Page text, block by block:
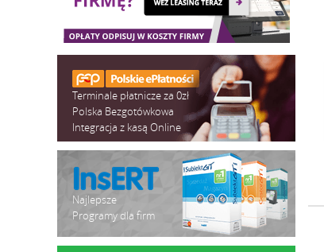
Terminale płatnicze za 0zł
Polska Bezgotówkowa
Integracja z kasą Online
Najlepsze
Programy dla firm